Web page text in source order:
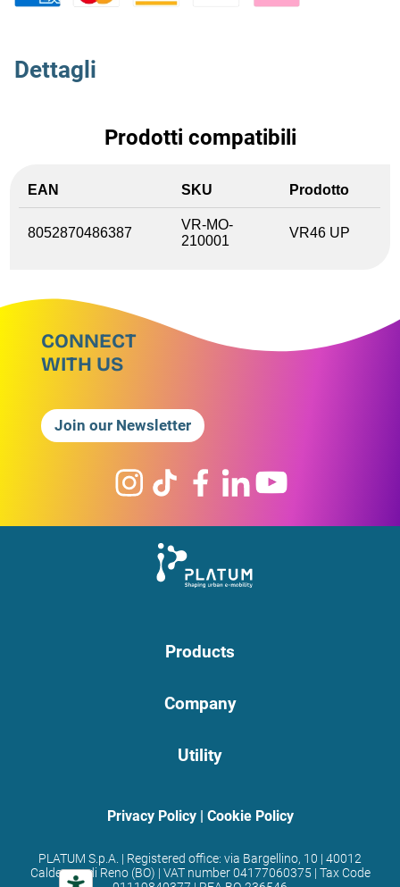
Dettagli
Prodotti compatibili
EAN SKU Prodotto
8052870486387
VR-MO-
210001
VR46 UP
CONNECT
WITH US
Join our Newsletter
Products
Company
Utility
Privacy Policy| Cookie Policy
PLATUM S.p.A. | Registered office: via Bargellino, 10 | 40012
Calderara di Reno (BO) | VAT number 04177060375 | Tax Code